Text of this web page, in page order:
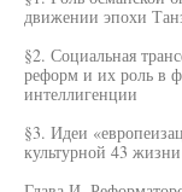
движении эпохи
§2. Социальная
реформ и их роль в
интеллигенции
§3. Идеи
культурной 43